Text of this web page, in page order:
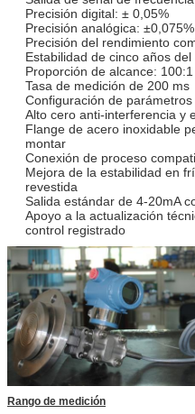
Precisión digital: ± 0,05%
Precisión analógica:
Precisión del rendimiento
Estabilidad de cinco años del
Proporción de alcance: 100:1
Tasa de medición de 200 ms
Configuración de
Alto cero anti-interferencia y
Flange de acero inoxidable
montar
Conexión de proceso
Mejora de la estabilidad en
revestida
Salida estándar de 4-20mA
Apoyo a la actualización
control registrado
Rango de medición